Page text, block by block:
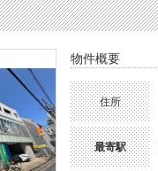
物件概要
住所
最寄駅